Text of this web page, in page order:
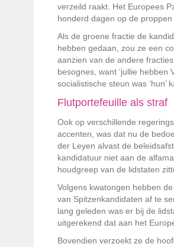
verzeild raakt. Het Europees
honderd dagen op de
Als de groene fractie de
hebben gedaan, zou ze een
aanzien van de andere
besognes, want ‘jullie
socialistische steun was
Flutportefeuille als straf
Ook op verschillende
accenten, was dat nu de
der Leyen alvast de
kandidatuur niet aan de
houdgreep van de lidstaten
Volgens kwatongen hebben
van Spitzenkandidaten af te
lang geleden was er bij de
uitgerekend dat aan het
Bovendien verzoekt ze de